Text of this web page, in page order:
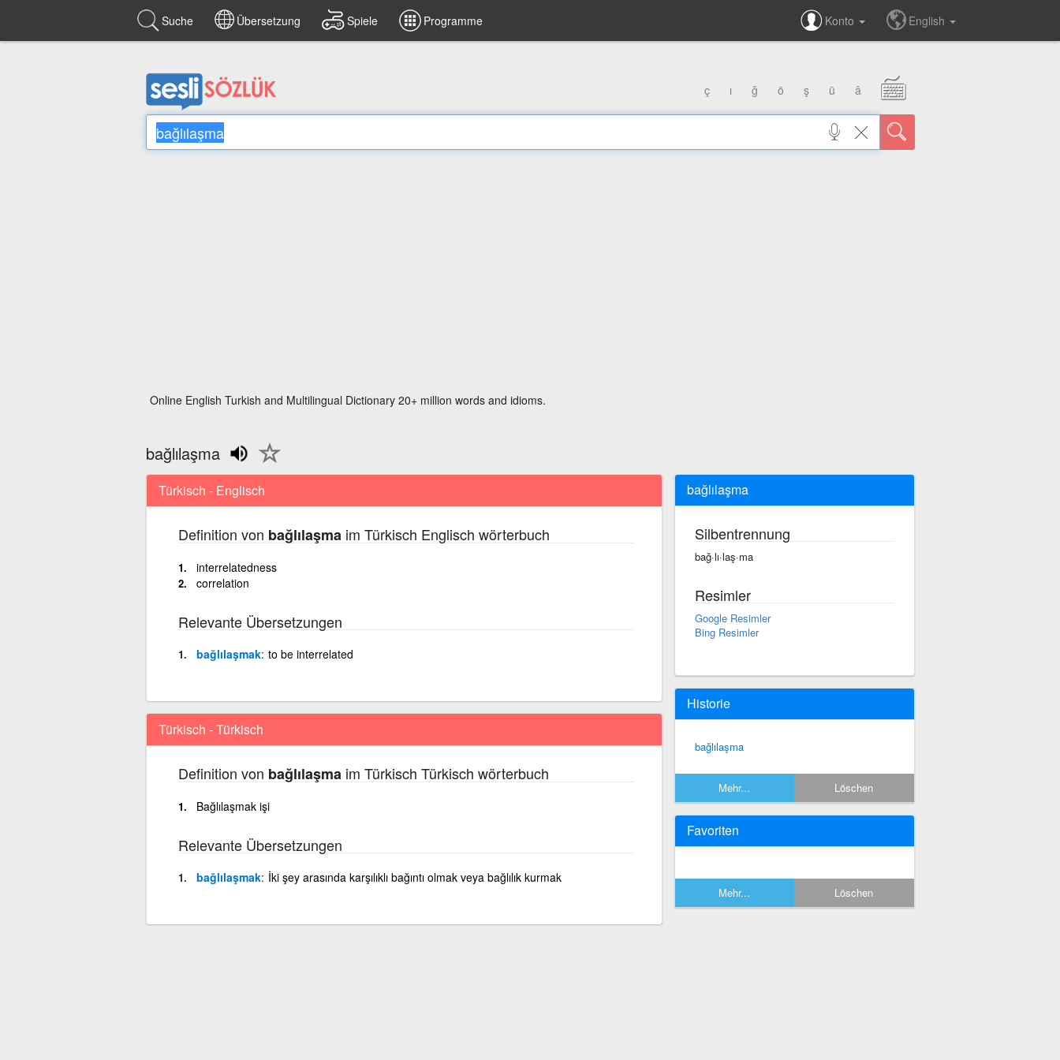
Suche Übersetzung Spiele Programme Konto English
ç ı ğ ö ş ü â
Online English Turkish and Multilingual Dictionary 20+ million words and idioms.
bağlılaşma
Türkisch - Englisch
Definition von bağlılaşma im Türkisch Englisch wörterbuch
interrelatedness
correlation
Relevante Übersetzungen
bağlılaşmak to be interrelated
Türkisch - Türkisch
Definition von bağlılaşma im Türkisch Türkisch wörterbuch
Bağlılaşmak işi
Relevante Übersetzungen
bağlılaşmak İki şey arasında karşılıklı bağıntı olmak veya bağlılık kurmak
bağlılaşma
Silbentrennung
bağ·lı·laş·ma
Resimler
Google Resimler
Bing Resimler
Historie
bağlılaşma
Mehr... Löschen
Favoriten
Mehr... Löschen